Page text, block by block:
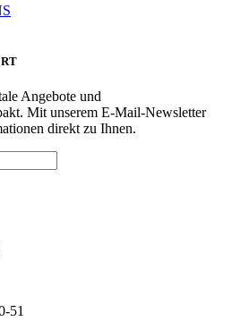
Angebote und
Mit unserem E-Mail-Newsletter
direkt zu Ihnen.
51